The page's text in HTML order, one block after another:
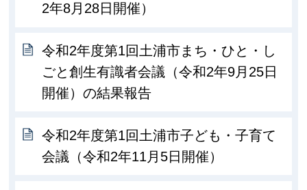
2年8月28日開催）
令和2年度第1回土浦市まち・ひと・し
ごと創生有識者会議（令和2年9月25日
開催）の結果報告
令和2年度第1回土浦市子ども・子育て
会議（令和2年11月5日開催）